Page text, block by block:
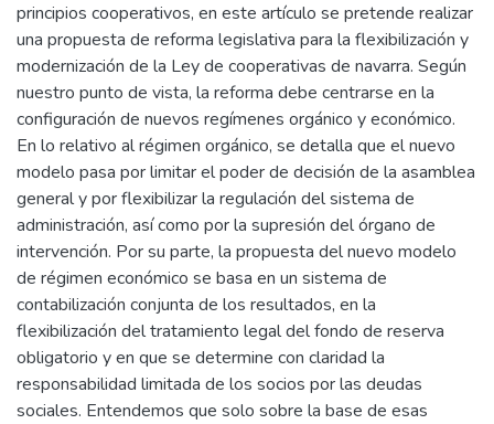
principios cooperativos, en este artículo se pretende realizar
una propuesta de reforma legislativa para la flexibilización y
modernización de la Ley de cooperativas de navarra. Según
nuestro punto de vista, la reforma debe centrarse en la
configuración de nuevos regímenes orgánico y económico.
En lo relativo al régimen orgánico, se detalla que el nuevo
modelo pasa por limitar el poder de decisión de la asamblea
general y por flexibilizar la regulación del sistema de
administración, así como por la supresión del órgano de
intervención. Por su parte, la propuesta del nuevo modelo
de régimen económico se basa en un sistema de
contabilización conjunta de los resultados, en la
flexibilización del tratamiento legal del fondo de reserva
obligatorio y en que se determine con claridad la
responsabilidad limitada de los socios por las deudas
sociales. Entendemos que solo sobre la base de esas